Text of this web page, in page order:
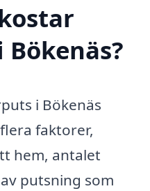
i Bökenäs
faktorer,
hem, antalet
putsning som